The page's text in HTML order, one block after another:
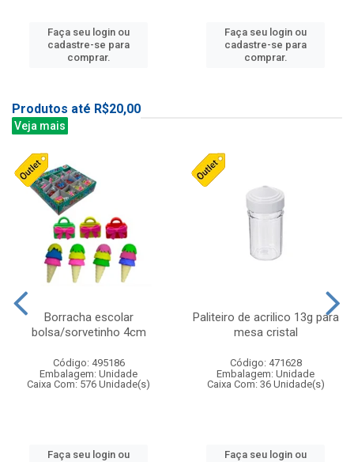
Faça seu login ou
cadastre-se para
comprar.
Faça seu login ou
cadastre-se para
comprar.
Produtos até R$20,00
Veja mais
Borracha escolar
bolsa/sorvetinho 4cm
Código: 495186
Embalagem: Unidade
Caixa Com: 576 Unidade(s)
Faça seu login ou
Paliteiro de acrilico 13g para
mesa cristal
Código: 471628
Embalagem: Unidade
Caixa Com: 36 Unidade(s)
Faça seu login ou